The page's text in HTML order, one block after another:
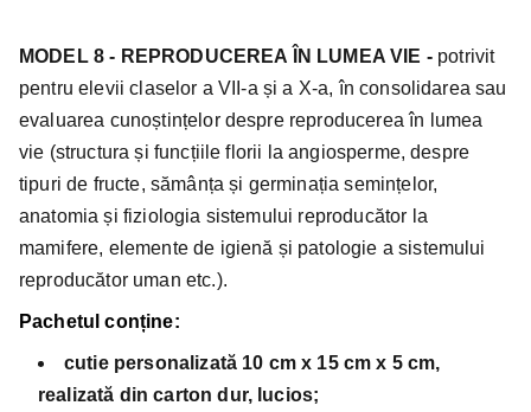
MODEL 8 - REPRODUCEREA ÎN LUMEA VIE -potrivit
pentru elevii claselor a VII-a și a X-a, în consolidarea sau
evaluarea cunoștințelor despre reproducerea în lumea
vie (structura și funcțiile florii la angiosperme, despre
tipuri de fructe, sămânța și germinația semințelor,
anatomia și fiziologia sistemului reproducător la
mamifere, elemente de igienă și patologie a sistemului
reproducător uman etc.).
Pachetul conține:
cutie personalizată 10 cm x 15 cm x 5 cm,
realizată din carton dur, lucios;